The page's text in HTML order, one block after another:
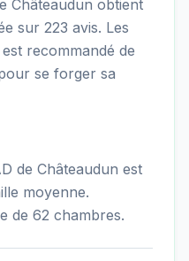
Châteaudun obtient
sur 223 avis. Les
recommandé de
se forger sa
de Châteaudun est
moyenne.
de 62 chambres.